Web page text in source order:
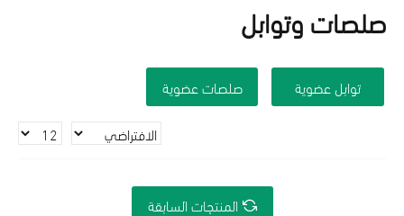
صلصات وتوابل
توابل عضوية صلصات عضوية
المنتجات السابقة